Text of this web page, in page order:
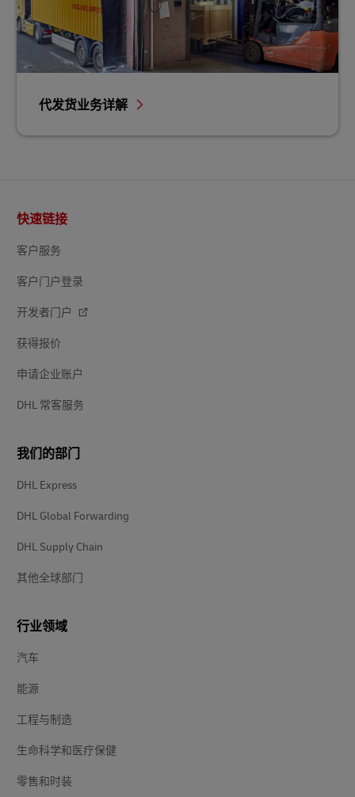
代发货业务详解
页
脚
快速链接
客户服务
客户门户登录
开发者门户
获得报价
申请企业账户
DHL 常客服务
我们的部门
DHL Express
DHL Global Forwarding
DHL Supply Chain
其他全球部门
行业领域
汽车
能源
工程与制造
生命科学和医疗保健
零售和时装